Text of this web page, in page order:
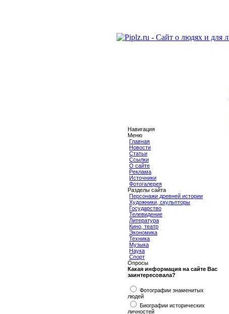
Навигация
Меню
Главная
Новости
Статьи
Ссылки
О сайте
Реклама
Источники
Фотогалерея
Разделы сайта
Персонажи древней истории
Художники, скульпторы
Государство
Телевидение
Литература
Кино, театр
Экономика
Техника
Музыка
Наука
Спорт
Опросы
Какая информация на сайте Вас
заинтересовала?
Фотографии знаменитых
людей
Биографии исторических
личностей